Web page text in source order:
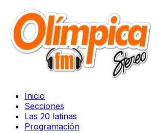
Inicio
Secciones
Las 20 latinas
Programación